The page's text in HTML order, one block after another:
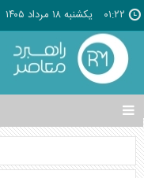
۰۱:۲۲ يکشنبه ۱۸ مرداد ۱۴۰۵
تغییر
وضعیت
منوی
ها